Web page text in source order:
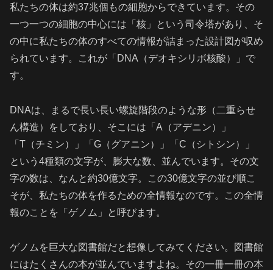
私たちの体は約37兆個もの細胞からできています。その
一つ一つの細胞の中心には「核」という司令塔があり、そ
の中に私たちの体のすべての情報が詰まった設計図が収め
られています。これが「DNA（デオキシリボ核酸）」で
す。
DNAは、まるで長い長い螺旋階段のような形（二重らせ
ん構造）をしており、そこには「A（アデニン）」
「T（チミン）」「G（グアニン）」「C（シトシン）」
という4種類の文字が、膨大な数、並んでいます。その文
字の数は、なんと約30億文字。この30億文字の並び順こ
そが、私たちの体を作るための全情報なのです。この全情
報のことを「ゲノム」と呼びます。
ゲノムを巨大な図書館だと想像してみてください。図書館
にはたくさんの本が並んでいますよね。その一冊一冊の本